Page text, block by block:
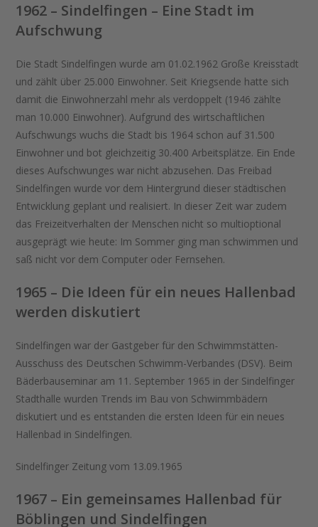
1962 – Sindelfingen – Eine Stadt im
Aufschwung
Die Stadt Sindelfingen wurde am 01.02.1962 Große Kreisstadt
und zählt über 25.000 Einwohner. Seit Kriegsende hatte sich
damit die Einwohnerzahl mehr als verdoppelt (1946 zählte
man 10.000 Einwohner). Aufgrund des wirtschaftlichen
Aufschwungs wuchs die Stadt bis 1964 schon auf 31.500
Einwohner und bot gleichzeitig 30.400 Arbeitsplätze. Ein Ende
dieses Aufschwunges war nicht abzusehen. Das Freibad
Sindelfingen wurde vor dem Hintergrund dieser städtischen
Entwicklung geplant und realisiert. In dieser Zeit war zudem
das Freizeitverhalten der Menschen nicht so multioptional
ausgeprägt wie heute: Im Sommer ging man schwimmen und
saß nicht vor dem Computer oder Fernsehen.
1965 – Die Ideen für ein neues Hallenbad
werden diskutiert
Sindelfingen war der Gastgeber für den Schwimmstätten-
Ausschuss des Deutschen Schwimm-Verbandes (DSV). Beim
Bäderbauseminar am 11. September 1965 in der Sindelfinger
Stadthalle wurden Trends im Bau von Schwimmbädern
diskutiert und es entstanden die ersten Ideen für ein neues
Hallenbad in Sindelfingen.
Sindelfinger Zeitung vom 13.09.1965
1967 – Ein gemeinsames Hallenbad für
Böblingen und Sindelfingen